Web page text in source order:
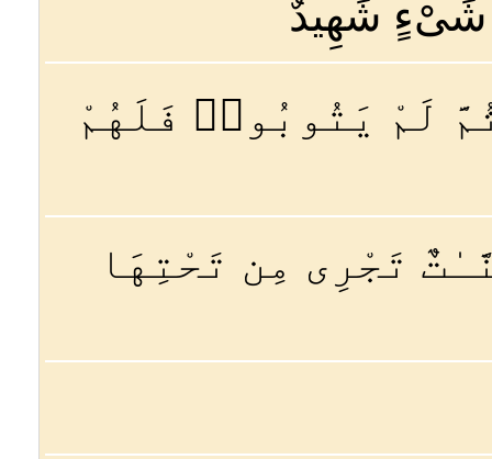
شَىْءٍ شَهِيدٌ
لَمْ يَتُوبُوا۟ فَلَهُمْ
تَجْرِى مِن تَحْتِهَا